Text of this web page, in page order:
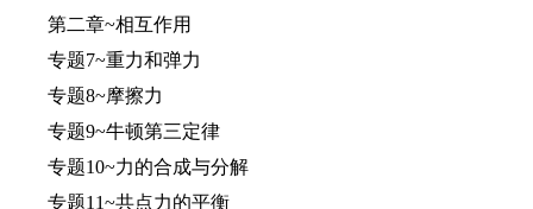
第二章~相互作用
专题7~重力和弹力
专题8~摩擦力
专题9~牛顿第三定律
专题10~力的合成与分解
专题11~共点力的平衡